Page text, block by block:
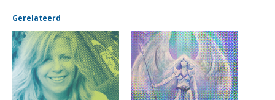
Gerelateerd